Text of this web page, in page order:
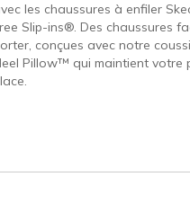
les chaussures à enfiler
Slip-ins®. Des chaussures
conçues avec notre
Pillow™ qui maintient votre